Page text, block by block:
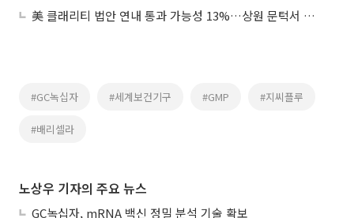
美 클래리티 법안 연내 통과 가능성 13%…상원 문턱서 제동
#GC녹십자 #세계보건기구 #GMP #지씨플루
#배리셀라
노상우 기자의 주요 뉴스
GC녹십자, mRNA 백신 정밀 분석 기술 확보